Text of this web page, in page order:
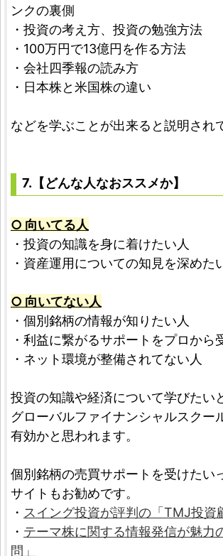
ンクの裏側
・投資の考え方、投資の勉強方法
・100万円で13億円を作る方法
・会社四季報の読み方
・日本株と米国株の違い
などを学ぶことが出来ると説明され
7.【どんな人なおススメか】
○ 向いてる人
・投資の知識を身に着けたい人
・資産運用についての知見を深めた
○ 向いてない人
・個別銘柄の情報が知りたい人
・利益に繋がるサポートをプロから
・ネット環境が整備されてない人
投資の知識や経済について学びたい
グローバルファイナンシャルスクー
有効かと思われます。
個別銘柄の売買サポートを受けたい
サイトもお勧めです。
・ スイング投資が評判の「TMJ投資
・ テーマ株に関する情報発信が魅力
問」